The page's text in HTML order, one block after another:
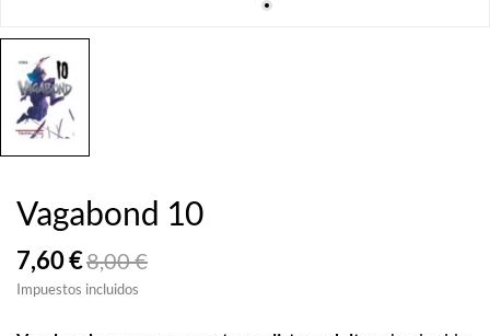
Vagabond 10
7,60 €8,00 €
Impuestos incluidos